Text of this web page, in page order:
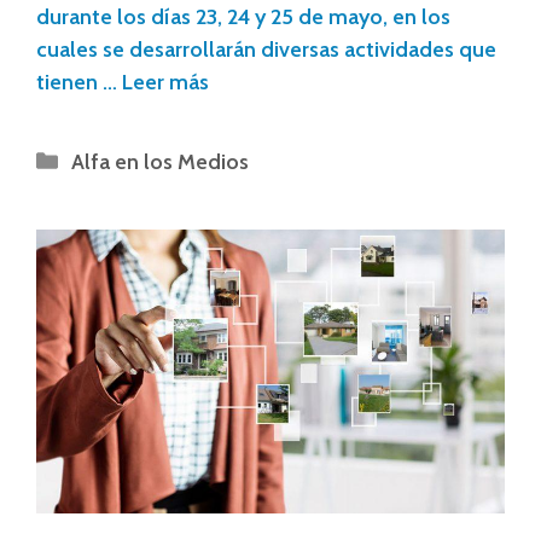
durante los días 23, 24 y 25 de mayo, en los
cuales se desarrollarán diversas actividades que
tienen … Leer más
Alfa en los Medios